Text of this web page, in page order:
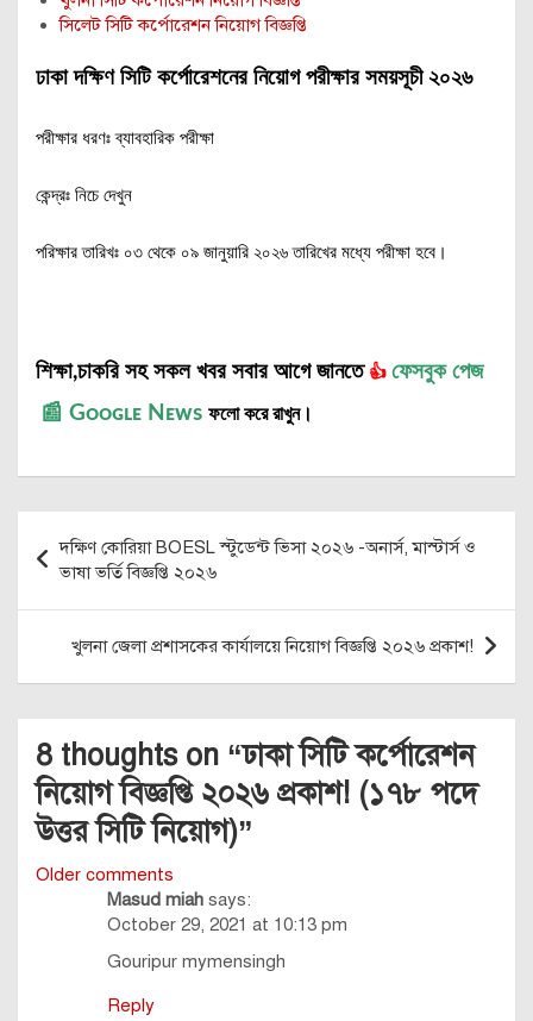
সিলেট সিটি কর্পোরেশন নিয়োগ বিজ্ঞপ্তি
ঢাকা দক্ষিণ সিটি কর্পোরেশনের নিয়োগ পরীক্ষার সময়সূচী ২০২৬
পরীক্ষার ধরণঃ ব্যাবহারিক পরীক্ষা
কেন্দ্রঃ নিচে দেখুন
পরিক্ষার তারিখঃ ০৩ থেকে ০৯ জানুয়ারি ২০২৬ তারিখের মধ্যে পরীক্ষা হবে।
শিক্ষা,চাকরি সহ সকল খবর সবার আগে জানতে 👍 ফেসবুক পেজ
📰 Gᴏᴏɢʟᴇ Nᴇᴡs ফলো করে রাখুন।
Post
navigation
দক্ষিণ কোরিয়া BOESL স্টুডেন্ট ভিসা ২০২৬ -অনার্স, মাস্টার্স ও
ভাষা ভর্তি বিজ্ঞপ্তি ২০২৬
খুলনা জেলা প্রশাসকের কার্যালয়ে নিয়োগ বিজ্ঞপ্তি ২০২৬ প্রকাশ!
8 thoughts on “ঢাকা সিটি কর্পোরেশন
নিয়োগ বিজ্ঞপ্তি ২০২৬ প্রকাশ! (১৭৮ পদে
উত্তর সিটি নিয়োগ)”
Comments
navigation
Older comments
Masud miah says:
October 29, 2021 at 10:13 pm
Gouripur mymensingh
Reply